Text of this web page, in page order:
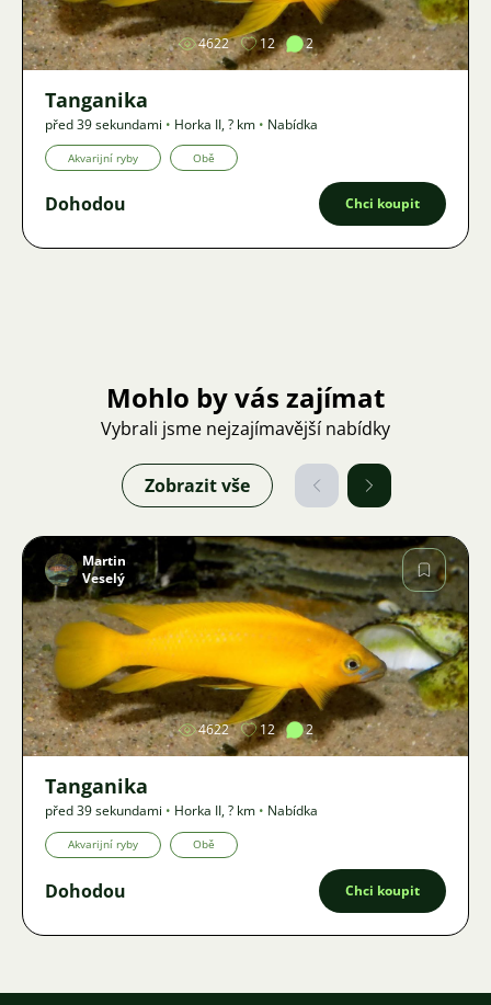
4622 12 2
Tanganika
před 39 sekundami • Horka II,? km • Nabídka
Akvarijní ryby Obě
Dohodou Chci koupit
Mohlo by vás zajímat
Vybrali jsme nejzajímavější nabídky
Zobrazit vše
Obrázek
Martin
Veselý
4622 12 2
Tanganika
před 39 sekundami • Horka II,? km • Nabídka
Akvarijní ryby Obě
Dohodou Chci koupit